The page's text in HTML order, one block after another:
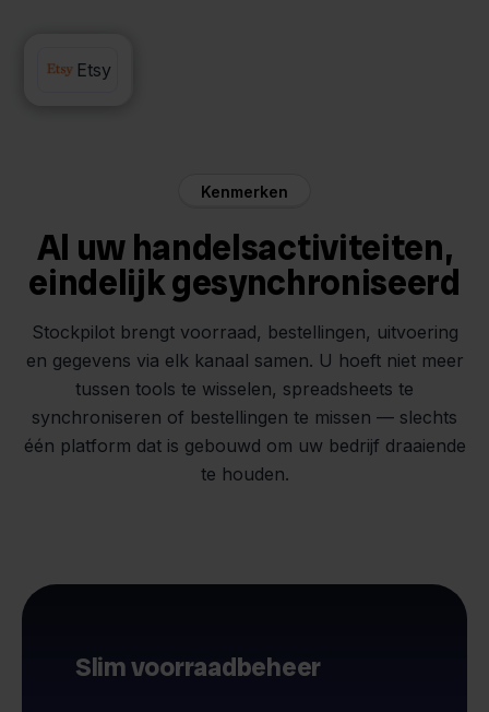
DHL
Etsy
Kenmerken
Al uw handelsactiviteiten,
eindelijk gesynchroniseerd
Stockpilot brengt voorraad, bestellingen, uitvoering
en gegevens via elk kanaal samen. U hoeft niet meer
tussen tools te wisselen, spreadsheets te
synchroniseren of bestellingen te missen — slechts
één platform dat is gebouwd om uw bedrijf draaiende
te houden.
Slim voorraadbeheer